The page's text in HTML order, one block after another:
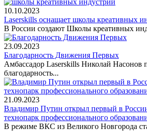
10.10.2023
Laserskills оснащает школы креативных
В России создают Школы креативных
23.09.2023
Благодарность Движения Первых
Амбассадор Laserskills Николай Насонов
благодарность...
21.09.2023
Владимир Путин открыл первый в
технопарк профессионального
В режиме ВКС из Великого Новгорода